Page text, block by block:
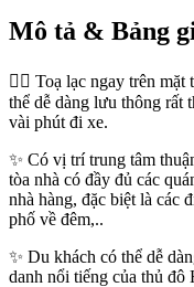
Mô tả & Bảng
👉🏻 Toạ lạc ngay trên
thể dễ dàng lưu thông rất
vài phút đi xe.
✨ Có vị trí trung tâm
tòa nhà có đầy đủ các
nhà hàng, đặc biệt là các
phố về đêm,..
✨ Du khách có thể dễ
danh nổi tiếng của thủ đô